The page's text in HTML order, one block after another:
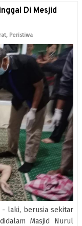
Di Mesjid
, Peristiwa
laki, berusia sekitar
Masjid Nurul